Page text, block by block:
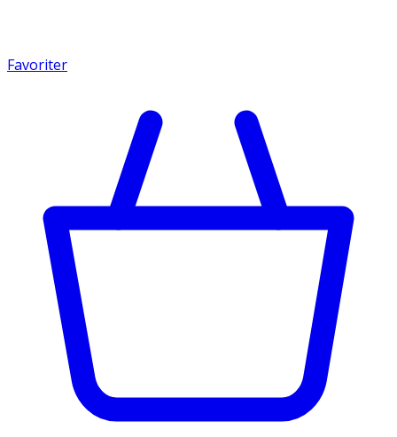
Favoriter